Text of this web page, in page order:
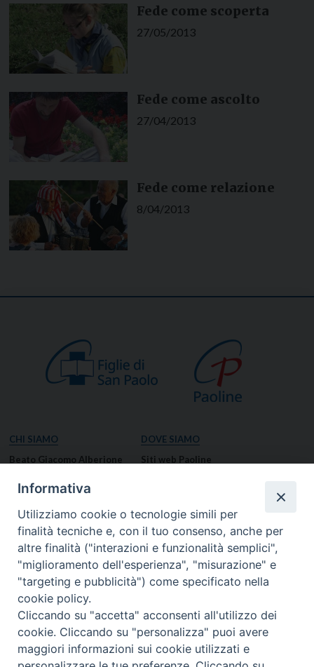
Fede come scoperta
27/05/2013
Fede come ascolto
27/04/2013
Fede come relazione
8/04/2013
CHI SIAMO
Beato Giacomo Alberione
Missione Paolina
Luoghi delle Origini
Governo Generale
Famiglia Paolina
DOVE SIAMO
Siti web Paoline
Notizie dal governo generale
Notizie in breve
RISORSE
Preghiere
Bollettino – PaolineOnline
Foto
I NOSTRI CONTATTI
Contatti
Informativa
Utilizziamo cookie o tecnologie simili per
finalità tecniche e, con il tuo consenso, anche per
altre finalità ("interazioni e funzionalità semplici",
"miglioramento dell'esperienza", "misurazione" e
"targeting e pubblicità") come specificato nella
cookie policy.
Cliccando su "accetta" acconsenti all'utilizzo dei
cookie. Cliccando su "personalizza" puoi avere
maggiori informazioni sui cookie utilizzati e